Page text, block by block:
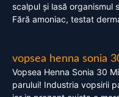
scalpul și lasă organismul
Fără amoniac, testat
vopsea henna sonia
Vopsea Henna Sonia 30
parului! Industria vopsirii